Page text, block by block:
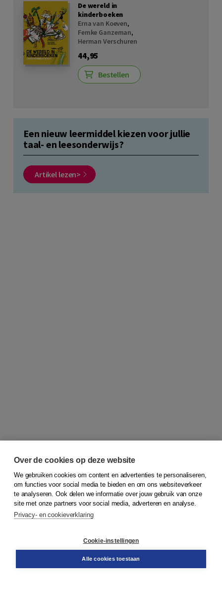
De wereld in
kinderboeken
Erna van Koeven,
Femke Ganzeman,
Herman Verschuren
44,95
Bestellen
Een nieuw leermiddel kiezen voor jullie
taal- en leesonderwijs?
Artikel lezen>
© 2026Koninklijke Boom uitgevers
Bestellen
Over de cookies op deze website
We gebruiken cookies om content en advertenties te personaliseren,
om functies voor social media te bieden en om ons websiteverkeer
te analyseren. Ook delen we informatie over jouw gebruik van onze
site met onze partners voor social media, adverteren en analyse.
Privacy- en cookieverklaring
Cookie-instellingen
Alle cookies toestaan